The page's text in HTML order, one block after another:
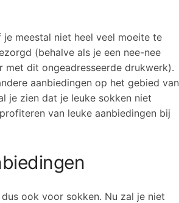
meestal niet heel veel moeite te
(behalve als je een nee-nee
dit ongeadresseerde drukwerk).
aanbiedingen op het gebied van
je zien dat je leuke sokken niet
van leuke aanbiedingen bij
ook voor sokken. Nu zal je niet